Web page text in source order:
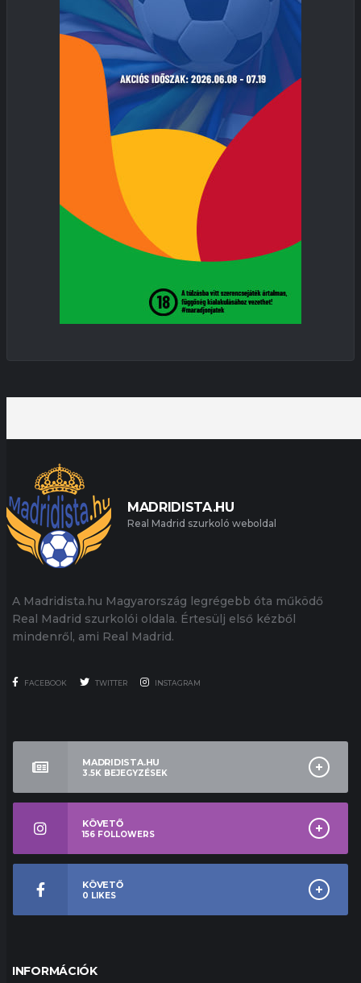
MADRIDISTA.HU
Real Madrid szurkoló weboldal
A Madridista.hu Magyarország legrégebb óta működő
Real Madrid szurkolói oldala. Értesülj első kézből
mindenről, ami Real Madrid.
FACEBOOK TWITTER INSTAGRAM
MADRIDISTA.HU
3.5K BEJEGYZÉSEK
KÖVETŐ
156 FOLLOWERS
KÖVETŐ
0 LIKES
INFORMÁCIÓK